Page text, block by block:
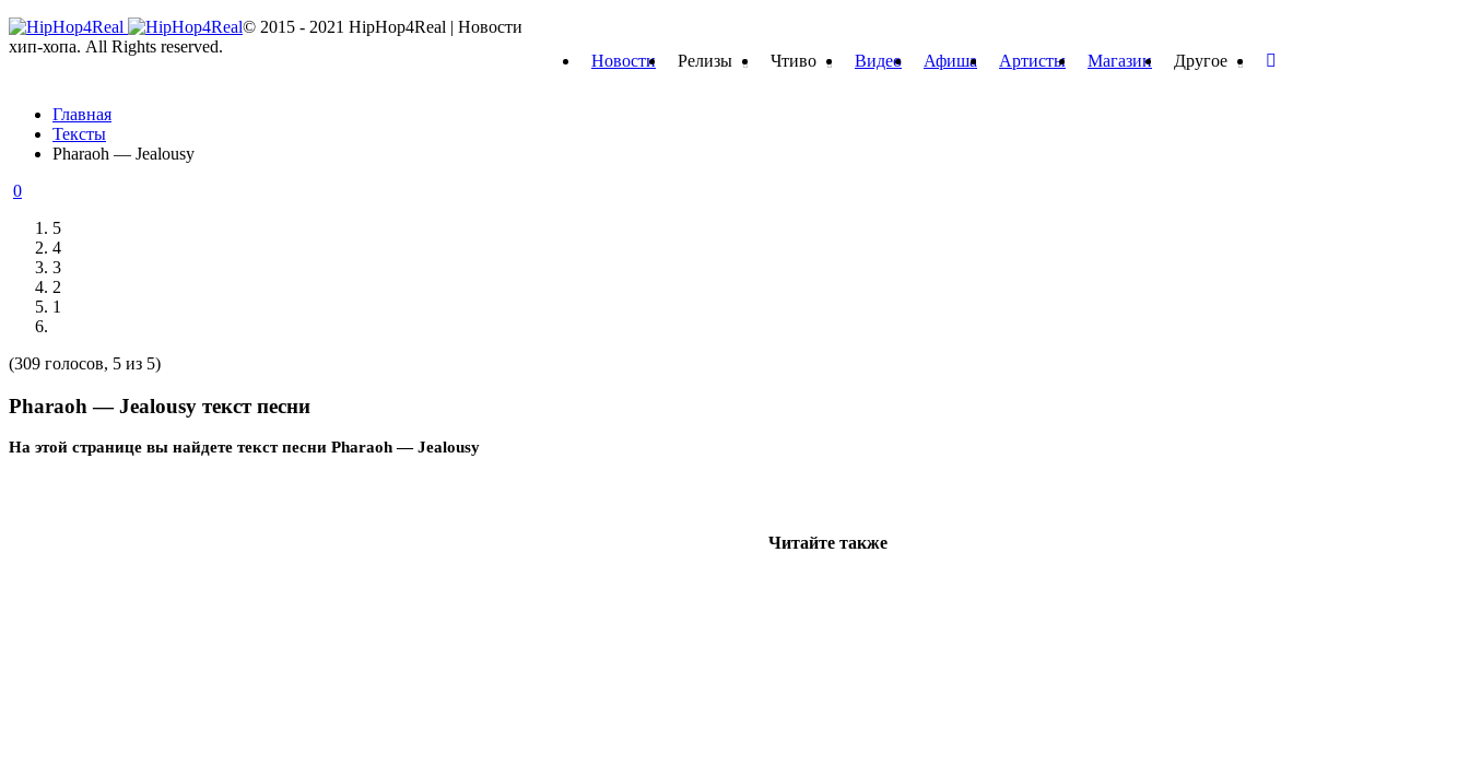
Новости Релизы Чтиво Видео Афиша Артисты Магазин Другое
Главная
Тексты
Pharaoh — Jealousy
0
5
4
3
2
1
(309 голосов, 5 из 5)
Pharaoh — Jealousy текст песни
На этой странице вы найдете текст песни Pharaoh — Jealousy
Читайте также
© 2015 - 2021 HipHop4Real | Новости
хип-хопа. All Rights reserved.